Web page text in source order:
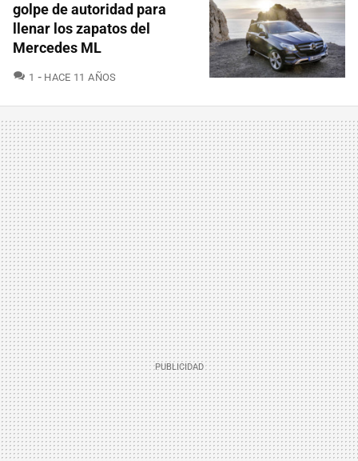
golpe de autoridad para
llenar los zapatos del
Mercedes ML
1 COMENTARIOS
HACE 11 AÑOS